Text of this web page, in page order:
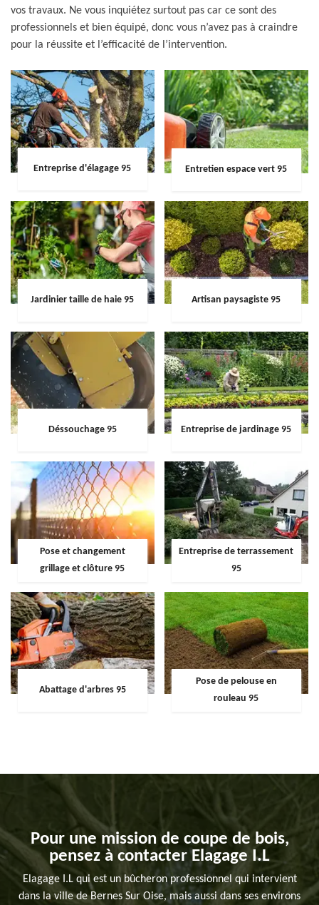
vos travaux. Ne vous inquiétez surtout pas car ce sont des
professionnels et bien équipé, donc vous n’avez pas à craindre
pour la réussite et l’efficacité de l’intervention.
Entreprise d'élagage 95 Entretien espace vert 95
Jardinier taille de haie 95 Artisan paysagiste 95
Déssouchage 95 Entreprise de jardinage 95
Pose et changement
grillage et clôture 95
Entreprise de terrassement
95
Abattage d'arbres 95
Pose de pelouse en
rouleau 95
Pour une mission de coupe de bois,
pensez à contacter Elagage I.L
Elagage I.L qui est un bûcheron professionnel qui intervient
dans la ville de Bernes Sur Oise, mais aussi dans ses environs